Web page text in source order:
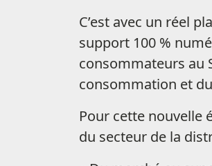
C’est avec un réel
support 100 %
consommateurs au
consommation et
Pour cette nouvelle
du secteur de la